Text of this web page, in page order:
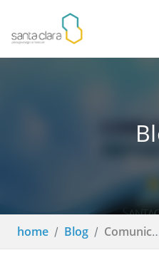
home Blog Comunicado Importante